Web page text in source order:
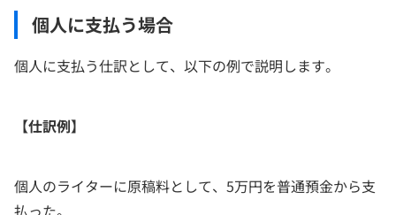
個人に支払う場合
個人に支払う仕訳として、以下の例で説明します。
【仕訳例】
個人のライターに原稿料として、5万円を普通預金から支
払った。